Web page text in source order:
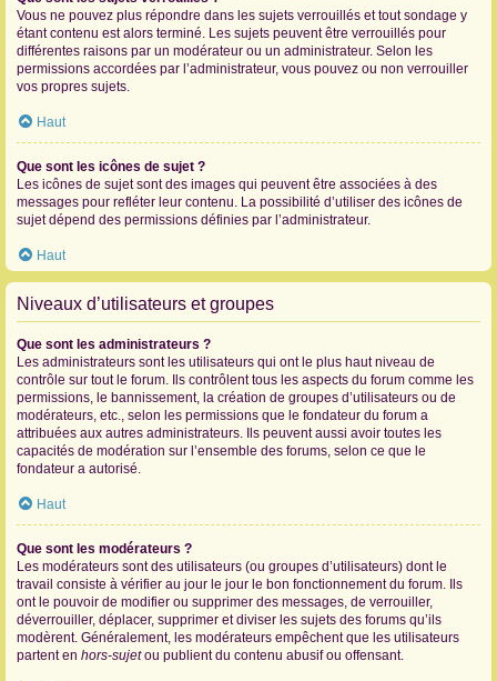
Vous ne pouvez plus répondre dans les sujets verrouillés et tout sondage y
étant contenu est alors terminé. Les sujets peuvent être verrouillés pour
différentes raisons par un modérateur ou un administrateur. Selon les
permissions accordées par l’administrateur, vous pouvez ou non verrouiller
vos propres sujets.
Haut
Que sont les icônes de sujet ?
Les icônes de sujet sont des images qui peuvent être associées à des
messages pour refléter leur contenu. La possibilité d’utiliser des icônes de
sujet dépend des permissions définies par l’administrateur.
Haut
Niveaux d’utilisateurs et groupes
Que sont les administrateurs ?
Les administrateurs sont les utilisateurs qui ont le plus haut niveau de
contrôle sur tout le forum. Ils contrôlent tous les aspects du forum comme les
permissions, le bannissement, la création de groupes d’utilisateurs ou de
modérateurs, etc., selon les permissions que le fondateur du forum a
attribuées aux autres administrateurs. Ils peuvent aussi avoir toutes les
capacités de modération sur l’ensemble des forums, selon ce que le
fondateur a autorisé.
Haut
Que sont les modérateurs ?
Les modérateurs sont des utilisateurs (ou groupes d’utilisateurs) dont le
travail consiste à vérifier au jour le jour le bon fonctionnement du forum. Ils
ont le pouvoir de modifier ou supprimer des messages, de verrouiller,
déverrouiller, déplacer, supprimer et diviser les sujets des forums qu’ils
modèrent. Généralement, les modérateurs empêchent que les utilisateurs
partent en hors-sujetou publient du contenu abusif ou offensant.